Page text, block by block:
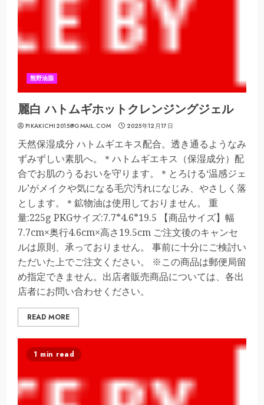
熊野油脂
麗白 ハトムギホットクレンジングジェル
PIKAKICHI2015@GMAIL.COM 2025年12月17日
天然保湿成分 ハトムギエキス配合。透き通るようなみ
ずみずしい素肌へ。＊ハトムギエキス（保湿成分）配
合でお肌のうるおいを守ります。＊とろける‘温感ジェ
ル’がメイクや気になる毛穴汚れになじみ、やさしく落
とします。＊鉱物油は使用しておりません。 重
量:225g PKGサイズ:7.7*4.6*19.5 【商品サイズ】幅
7.7cm×奥行4.6cm×高さ19.5cm ご注文後のキャンセ
ルは原則、承っておりません。 事前に十分にご検討い
ただいた上でご注文ください。 ※この商品は郵便局留
め指定できません。出店者販売商品については、各出
店者にお問い合わせください。
READ MORE
1 min read